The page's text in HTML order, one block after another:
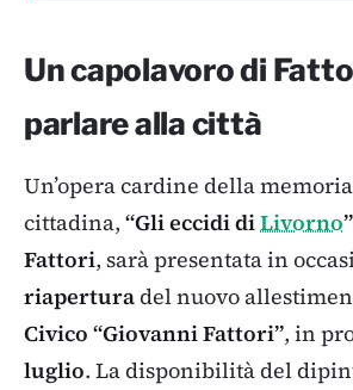
Un capolavoro di
parlare alla città
Un’opera cardine della
cittadina, “Gli eccidi diLivorno”
Fattori, sarà presentata in
riaperturadel nuovo
Civico “Giovanni Fattori”, in
luglio. La disponibilità del